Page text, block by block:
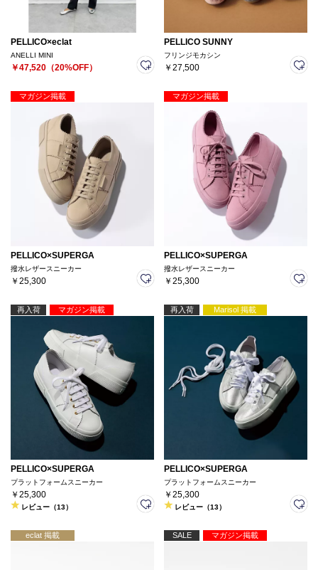
PELLICO×eclat
ANELLI MINI
￥47,520（20%OFF）
PELLICO SUNNY
フリンジモカシン
￥27,500
マガジン掲載
PELLICO×SUPERGA
撥水レザースニーカー
￥25,300
マガジン掲載
PELLICO×SUPERGA
撥水レザースニーカー
￥25,300
再入荷 マガジン掲載
PELLICO×SUPERGA
プラットフォームスニーカー
￥25,300
レビュー（13）
再入荷 Marisol 掲載
PELLICO×SUPERGA
プラットフォームスニーカー
￥25,300
レビュー（13）
eclat 掲載 SALE マガジン掲載